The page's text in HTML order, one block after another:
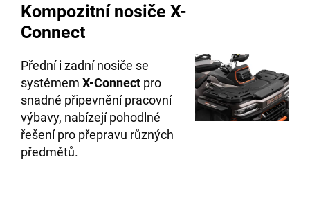
Kompozitní nosiče X-
Connect
Přední i zadní nosiče se
systémem X-Connect pro
snadné připevnění pracovní
výbavy, nabízejí pohodlné
řešení pro přepravu různých
předmětů.